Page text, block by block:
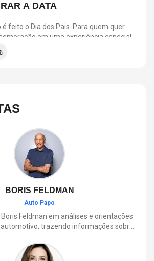
A DATA
é feito o Dia dos Pais. Para quem quer
em uma experiência especial,
para todos os estilos.
passeios que prometem agradar pais e
BORIS FELDMAN
Auto Papo
Feldman em análises e orientações
trazendo informações sobre
o dia a dia dos motoristas.